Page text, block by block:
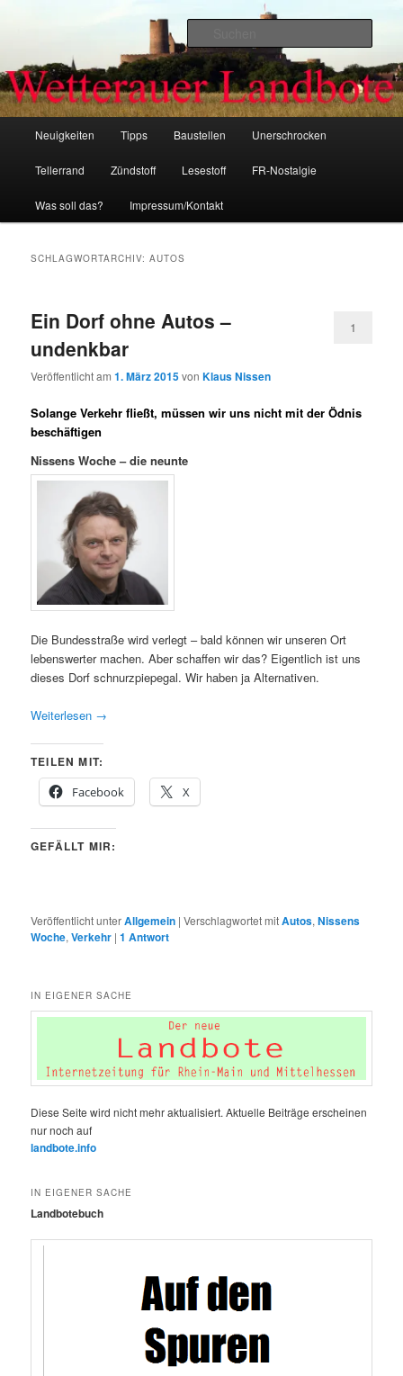
springen
springenWetterauer-Landbote
Neuigkeiten Tipps Baustellen Unerschrocken
Tellerrand Zündstoff Lesestoff FR-Nostalgie
Was soll das? Impressum/Kontakt
SCHLAGWORTARCHIV:AUTOS
Ein Dorf ohne Autos –
undenkbar
Veröffentlicht am1. März 2015vonKlaus Nissen
1
Solange Verkehr fließt, müssen wir uns nicht mit der Ödnis
beschäftigen
Nissens Woche – die neunte
Die Bundesstraße wird verlegt – bald können wir unseren Ort
lebenswerter machen. Aber schaffen wir das? Eigentlich ist uns
dieses Dorf schnurzpiepegal. Wir haben ja Alternativen.
Weiterlesen →
TEILEN MIT:
Facebook
X
GEFÄLLT MIR:
Veröffentlicht unterAllgemein |Verschlagwortet mitAutos,Nissens
Woche,Verkehr |1 Antwort
IN EIGENER SACHE
Diese Seite wird nicht mehr aktualisiert. Aktuelle Beiträge erscheinen
nur noch auf
landbote.info
IN EIGENER SACHE
Landbotebuch